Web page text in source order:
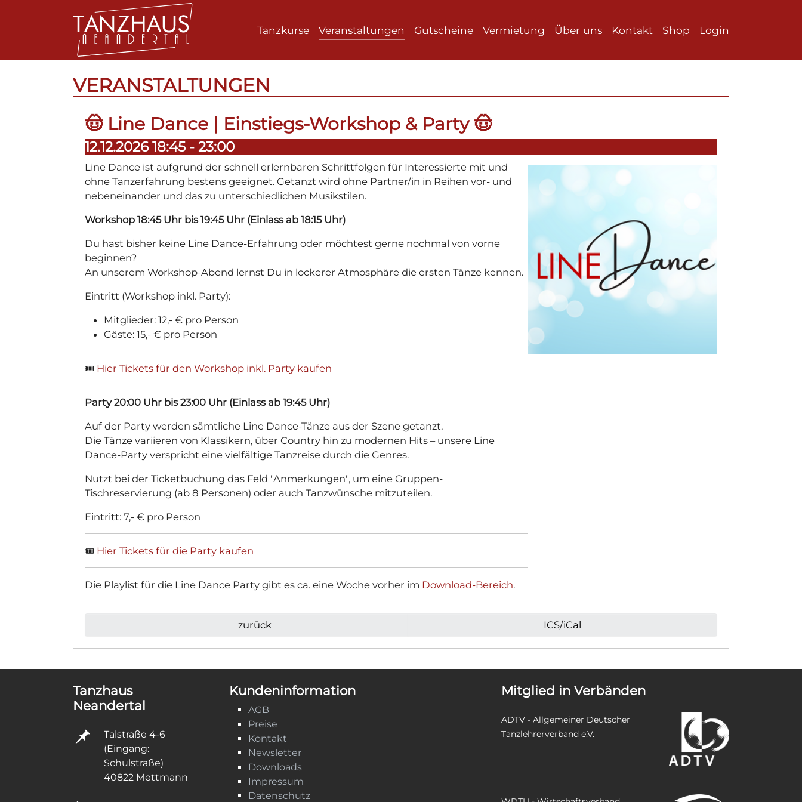
Tanzkurse Veranstaltungen Gutscheine Vermietung Über uns Kontakt Shop Login
VERANSTALTUNGEN
🤠 Line Dance | Einstiegs-Workshop & Party 🤠
12.12.2026 18:45 - 23:00
Line Dance ist aufgrund der schnell erlernbaren Schrittfolgen für Interessierte mit und
ohne Tanzerfahrung bestens geeignet. Getanzt wird ohne Partner/in in Reihen vor- und
nebeneinander und das zu unterschiedlichen Musikstilen.
Workshop 18:45 Uhr bis 19:45 Uhr (Einlass ab 18:15 Uhr)
Du hast bisher keine Line Dance-Erfahrung oder möchtest gerne nochmal von vorne
beginnen?
An unserem Workshop-Abend lernst Du in lockerer Atmosphäre die ersten Tänze kennen.
Eintritt (Workshop inkl. Party):
Mitglieder: 12,- € pro Person
Gäste: 15,- € pro Person
🎟️ Hier Tickets für den Workshop inkl. Party kaufen
Party 20:00 Uhr bis 23:00 Uhr (Einlass ab 19:45 Uhr)
Auf der Party werden sämtliche Line Dance-Tänze aus der Szene getanzt.
Die Tänze variieren von Klassikern, über Country hin zu modernen Hits ­– unsere Line
Dance-Party verspricht eine vielfältige Tanzreise durch die Genres.
Nutzt bei der Ticketbuchung das Feld "Anmerkungen", um eine Gruppen-
Tischreservierung (ab 8 Personen) oder auch Tanzwünsche mitzuteilen.
Eintritt: 7,- € pro Person
🎟️ Hier Tickets für die Party kaufen
Die Playlist für die Line Dance Party gibt es ca. eine Woche vorher im Download-Bereich.
zurück ICS/iCal
Tanzhaus
Neandertal
Talstraße 4-6
(Eingang:
Schulstraße)
40822 Mettmann
Kundeninformation
AGB
Preise
Kontakt
Newsletter
Downloads
Impressum
Datenschutz
Mitglied in Verbänden
ADTV - Allgemeiner Deutscher
Tanzlehrerverband e.V.